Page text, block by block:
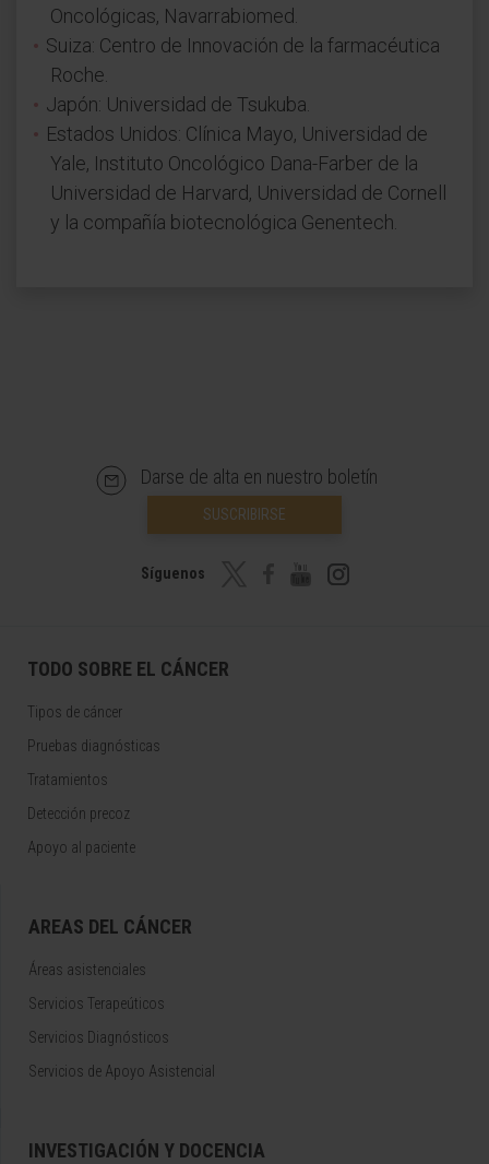
Oncológicas, Navarrabiomed.
Suiza: Centro de Innovación de la farmacéutica
Roche.
Japón: Universidad de Tsukuba.
Estados Unidos: Clínica Mayo, Universidad de
Yale, Instituto Oncológico Dana-Farber de la
Universidad de Harvard, Universidad de Cornell
y la compañía biotecnológica Genentech.
Darse de alta en nuestro boletín
SUSCRIBIRSE
Síguenos
TODO SOBRE EL CÁNCER
Tipos de cáncer
Pruebas diagnósticas
Tratamientos
Detección precoz
Apoyo al paciente
AREAS DEL CÁNCER
Áreas asistenciales
Servicios Terapeúticos
Servicios Diagnósticos
Servicios de Apoyo Asistencial
INVESTIGACIÓN Y DOCENCIA